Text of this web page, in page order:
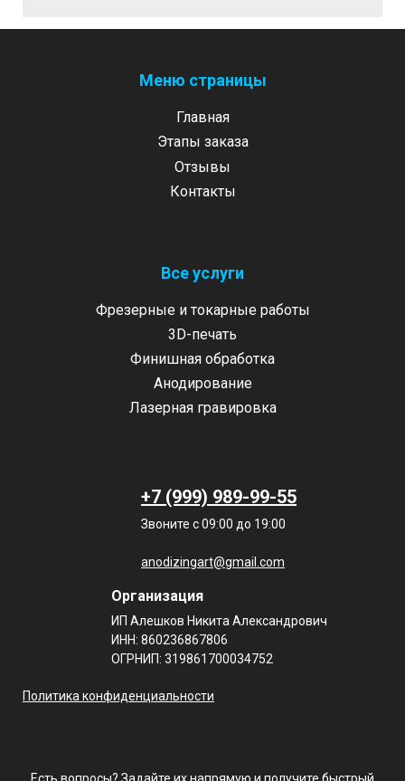
Меню страницы
Главная
Этапы заказа
Отзывы
Контакты
Все услуги
Фрезерные и токарные работы
3D-печать
Финишная обработка
Анодирование
Лазерная гравировка
+7 (999) 989-99-55
Звоните с 09:00 до 19:00
anodizingart@gmail.com
Организация
ИП Алешков Никита Александрович
ИНН: 860236867806
ОГРНИП: 319861700034752
Политика конфиденциальности